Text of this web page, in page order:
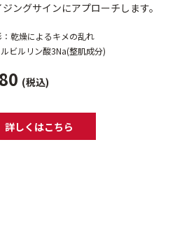
ングサインにアプローチします。
乾燥によるキメの乱れ
ビルリン酸3Na(整肌成分)
(税込)
詳しくはこちら